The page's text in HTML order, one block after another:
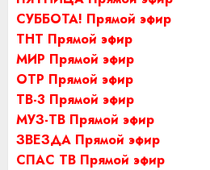
СУББОТА! Прямой эфир
ТНТ Прямой эфир
МИР Прямой эфир
ОТР Прямой эфир
ТВ-3 Прямой эфир
МУЗ-ТВ Прямой эфир
ЗВЕЗДА Прямой эфир
СПАС ТВ Прямой эфир